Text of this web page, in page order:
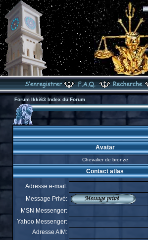
Forum Ikki63 Index du Forum
Avatar
Chevalier de bronze
Contact atlas
Adresse e-mail:
Message Privé:
MSN Messenger:
Yahoo Messenger:
Adresse AIM: